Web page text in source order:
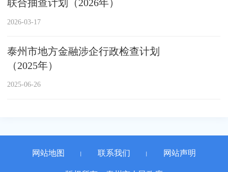
联合抽查计划（2026年）
2026-03-17
泰州市地方金融涉企行政检查计划
（2025年）
2025-06-26
网站地图 联系我们 网站声明